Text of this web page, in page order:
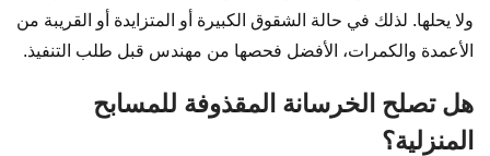
ولا يحلها. لذلك في حالة الشقوق الكبيرة أو المتزايدة أو القريبة من
الأعمدة والكمرات، الأفضل فحصها من مهندس قبل طلب التنفيذ.
هل تصلح الخرسانة المقذوفة للمسابح
المنزلية؟